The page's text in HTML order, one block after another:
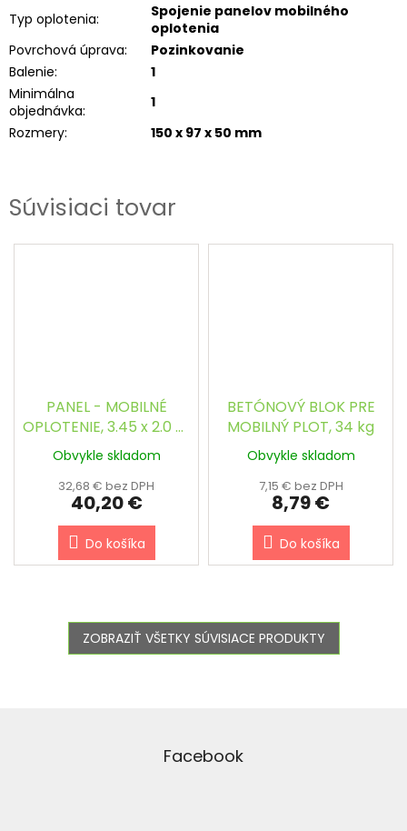
Typ oplotenia:
Spojenie panelov mobilného
oplotenia
Povrchová úprava:
Pozinkovanie
Balenie:
1
Minimálna
objednávka:
1
Rozmery: 150 x 97 x 50 mm
Súvisiaci tovar
PANEL - MOBILNÉ
OPLOTENIE, 3.45 x 2.0 m
/ 3.0 mm
Obvykle skladom
32,68 € bez DPH
40,20 €
Do košíka
BETÓNOVÝ BLOK PRE
MOBILNÝ PLOT, 34 kg
Obvykle skladom
7,15 € bez DPH
8,79 €
Do košíka
ZOBRAZIŤ VŠETKY SÚVISIACE PRODUKTY
Facebook